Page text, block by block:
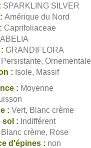
SPARKLING SILVER
Amérique du Nord
Caprifoliaceae
ABELIA
GRANDIFLORA
Persistante, Ornementale
: Isole, Massif
: Moyenne
: Vert, Blanc crème
sol : Indifférent
Blanc crème, Rose
d'épines : non